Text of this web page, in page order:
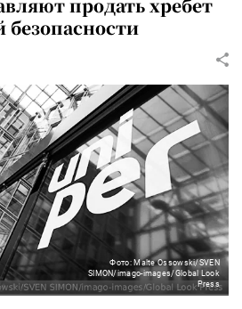
продать хребет
безопасности
Фото: Malte Ossowski/SVEN
SIMON/imago-images/Global Look
Press